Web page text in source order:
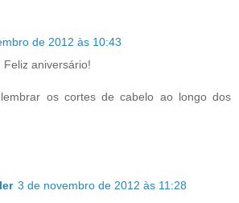
de 2012 às 10:43
Feliz aniversário!
os cortes de cabelo ao longo dos
3 de novembro de 2012 às 11:28